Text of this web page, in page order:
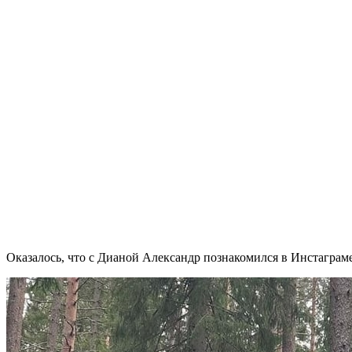
Оказалось, что с Дианой Александр познакомился в